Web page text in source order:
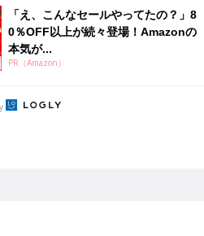
「え、こんなセールやってたの？」8
0％OFF以上が続々登場！Amazonの
本気が...
PR（Amazon）